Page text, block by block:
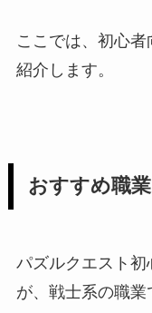
ここでは、初心
紹介します。
おすすめ職
パズルクエスト
が、戦士系の職業